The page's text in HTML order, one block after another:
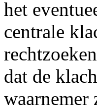
het
centrale
dat de